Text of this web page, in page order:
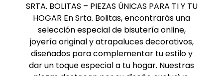
SRTA. BOLITAS – PIEZAS ÚNICAS PARA TI Y TU
HOGAR En Srta. Bolitas, encontrarás una
selección especial de bisutería online,
joyería original y atrapaluces decorativos,
diseñados para complementar tu estilo y
dar un toque especial a tu hogar. Nuestras